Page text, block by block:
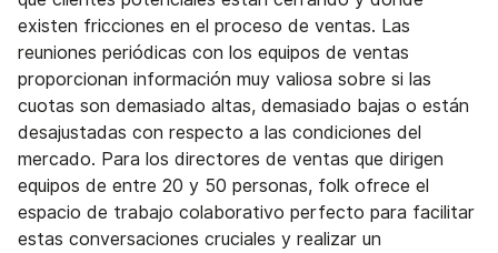
existen fricciones en el proceso de ventas. Las
reuniones periódicas con los equipos de ventas
proporcionan información muy valiosa sobre si las
cuotas son demasiado altas, demasiado bajas o están
desajustadas con respecto a las condiciones del
mercado. Para los directores de ventas que dirigen
equipos de entre 20 y 50 personas, folk ofrece el
espacio de trabajo colaborativo perfecto para facilitar
estas conversaciones cruciales y realizar un